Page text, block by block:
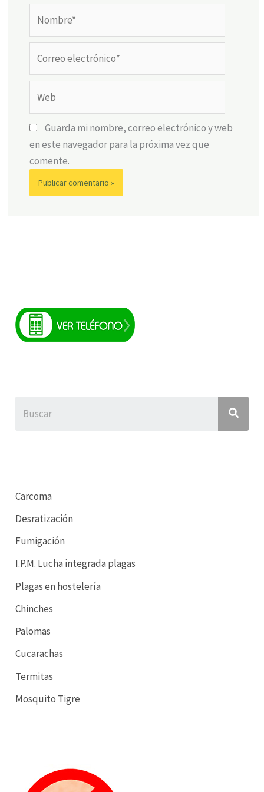
Carcoma
Desratización
Fumigación
I.P.M. Lucha integrada plagas
Plagas en hostelería
Chinches
Palomas
Cucarachas
Termitas
Mosquito Tigre
electrónico*
Guarda mi nombre, correo electrónico y web
en este navegador para la próxima vez que
comente.